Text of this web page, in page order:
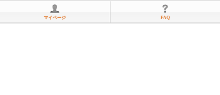
マイページ FAQ